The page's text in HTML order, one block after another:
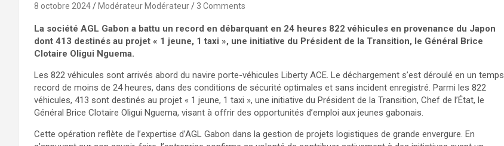
8 octobre 2024 Modérateur Modérateur 3 Comments
La société AGL Gabon a battu un record en débarquant en 24 heures 822 véhicules en provenance du Japon
dont 413 destinés au projet « 1 jeune, 1 taxi », une initiative du Président de la Transition, le Général Brice
Clotaire Oligui Nguema.
Les 822 véhicules sont arrivés abord du navire porte-véhicules Liberty ACE. Le déchargement s’est déroulé en un temps
record de moins de 24 heures, dans des conditions de sécurité optimales et sans incident enregistré. Parmi les 822
véhicules, 413 sont destinés au projet « 1 jeune, 1 taxi », une initiative du Président de la Transition, Chef de l’État, le
Général Brice Clotaire Oligui Nguema, visant à offrir des opportunités d’emploi aux jeunes gabonais.
Cette opération reflète de l’expertise d’AGL Gabon dans la gestion de projets logistiques de grande envergure. En